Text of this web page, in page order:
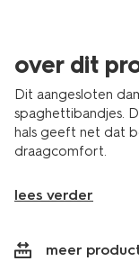
over dit
Dit aangesloten
spaghettibandjes.
hals geeft net dat
draagcomfort.
lees verder
meer